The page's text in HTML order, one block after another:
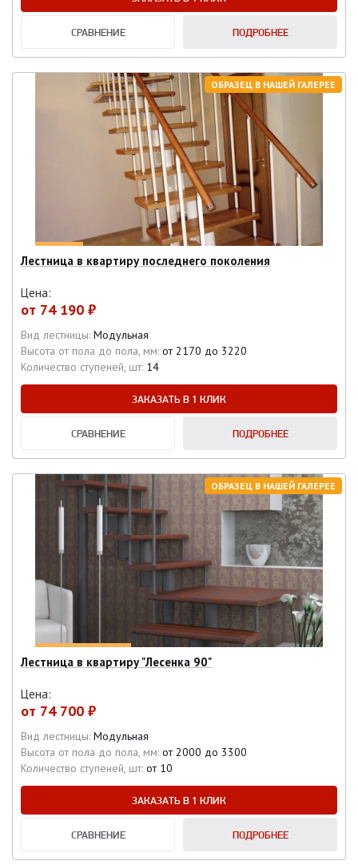
СРАВНЕНИЕ ПОДРОБНЕЕ
ОБРАЗЕЦ В НАШЕЙ ГАЛЕРЕЕ
Лестница в квартиру последнего поколения
Цена:
от 74 190 ₽
Вид лестницы: Модульная
Высота от пола до пола, мм: от 2170 до 3220
Количество ступеней, шт: 14
ЗАКАЗАТЬ В 1 КЛИК
СРАВНЕНИЕ ПОДРОБНЕЕ
ОБРАЗЕЦ В НАШЕЙ ГАЛЕРЕЕ
Лестница в квартиру "Лесенка 90"
Цена:
от 74 700 ₽
Вид лестницы: Модульная
Высота от пола до пола, мм: от 2000 до 3300
Количество ступеней, шт: от 10
ЗАКАЗАТЬ В 1 КЛИК
СРАВНЕНИЕ ПОДРОБНЕЕ